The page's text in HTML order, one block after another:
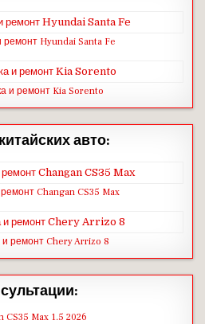
ремонт Hyundai Santa Fe
и ремонт Kia Sorento
авто:
Changan CS35 Max
и ремонт Chery Arrizo 8
CS35 Max 1.5 2026